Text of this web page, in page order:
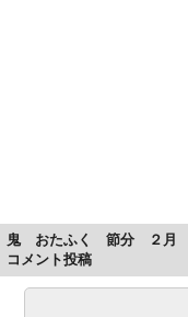
鬼 おたふく 節分 ２月 節
コメント投稿